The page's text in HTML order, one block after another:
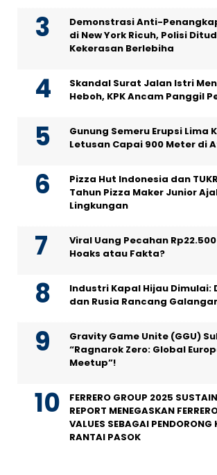
Demonstrasi Anti-
di New York Ricuh, Polisi
Kekerasan Berlebiha
Skandal Surat Jalan Istri
Heboh, KPK Ancam Panggil
Gunung Semeru Erupsi Lima
Letusan Capai 900 Meter di
Pizza Hut Indonesia dan
Tahun Pizza Maker Junior
Lingkungan
Viral Uang Pecahan Rp22.500
Hoaks atau Fakta?
Industri Kapal Hijau Dimulai:
dan Rusia Rancang
Gravity Game Unite (GGU)
“Ragnarok Zero: Global
Meetup”!
FERRERO GROUP 2025
REPORT MENEGASKAN
VALUES SEBAGAI PENDORONG
RANTAI PASOK